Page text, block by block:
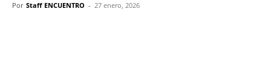
Por Staff ENCUENTRO - 27 enero, 2026